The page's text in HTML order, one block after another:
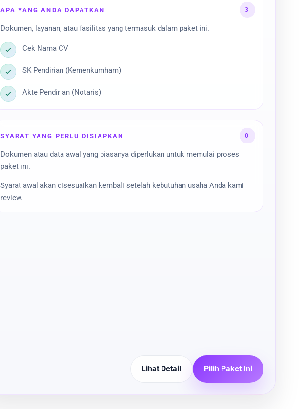
APA YANG ANDA DAPATKAN 3
Dokumen, layanan, atau fasilitas yang termasuk dalam paket ini.
Cek Nama CV
SK Pendirian (Kemenkumham)
Akte Pendirian (Notaris)
SYARAT YANG PERLU DISIAPKAN 0
Dokumen atau data awal yang biasanya diperlukan untuk memulai proses
paket ini.
Syarat awal akan disesuaikan kembali setelah kebutuhan usaha Anda kami
review.
Lihat Detail Pilih Paket Ini